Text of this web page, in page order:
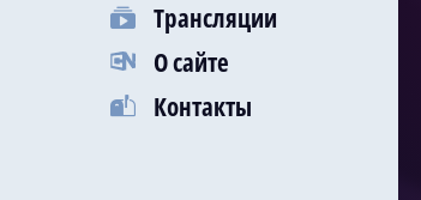
Трансляции
О сайте
Контакты